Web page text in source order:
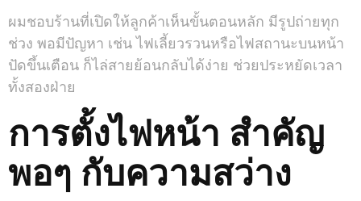
ผมชอบร้านที่เปิดให้ลูกค้าเห็นขั้นตอนหลัก มีรูปถ่ายทุก
ช่วง พอมีปัญหา เช่น ไฟเลี้ยวรวนหรือไฟสถานะบนหน้า
ปัดขึ้นเตือน ก็ไล่สายย้อนกลับได้ง่าย ช่วยประหยัดเวลา
ทั้งสองฝ่าย
การตั้งไฟหน้า สำคัญ
พอๆ กับความสว่าง